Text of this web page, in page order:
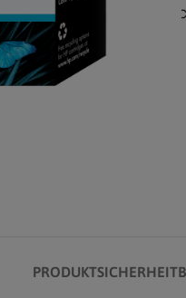
PRODUKTSICHERHEIT